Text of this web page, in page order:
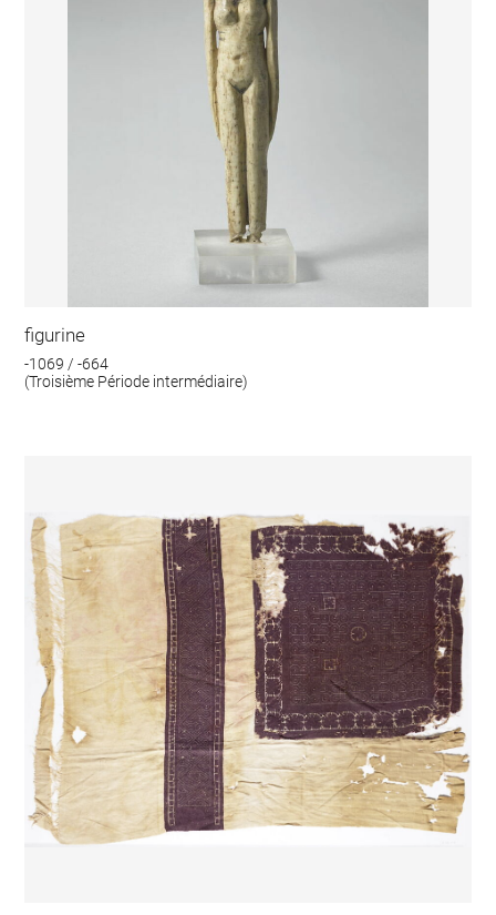
figurine
-1069 / -664
(Troisième Période intermédiaire)